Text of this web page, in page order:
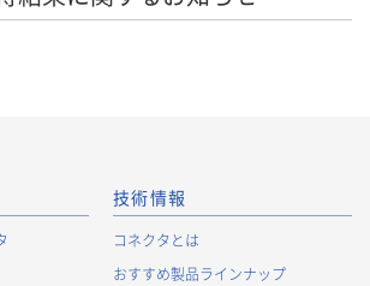
技術情報
コネクタとは
おすすめ製品ラインナップ